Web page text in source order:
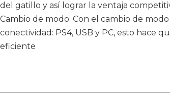
del gatillo y así lograr la ventaja
Cambio de modo: Con el cambio de
conectividad: PS4, USB y PC, esto hace
eficiente